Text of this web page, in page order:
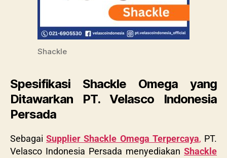
Shackle
Spesifikasi Shackle Omega yang
Ditawarkan PT. Velasco Indonesia
Persada
SebagaiSupplier Shackle Omega Terpercaya, PT.
Velasco Indonesia Persada menyediakan Shackle